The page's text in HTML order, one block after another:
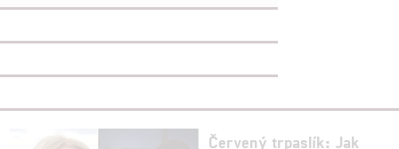
Červený trpaslík: Jak